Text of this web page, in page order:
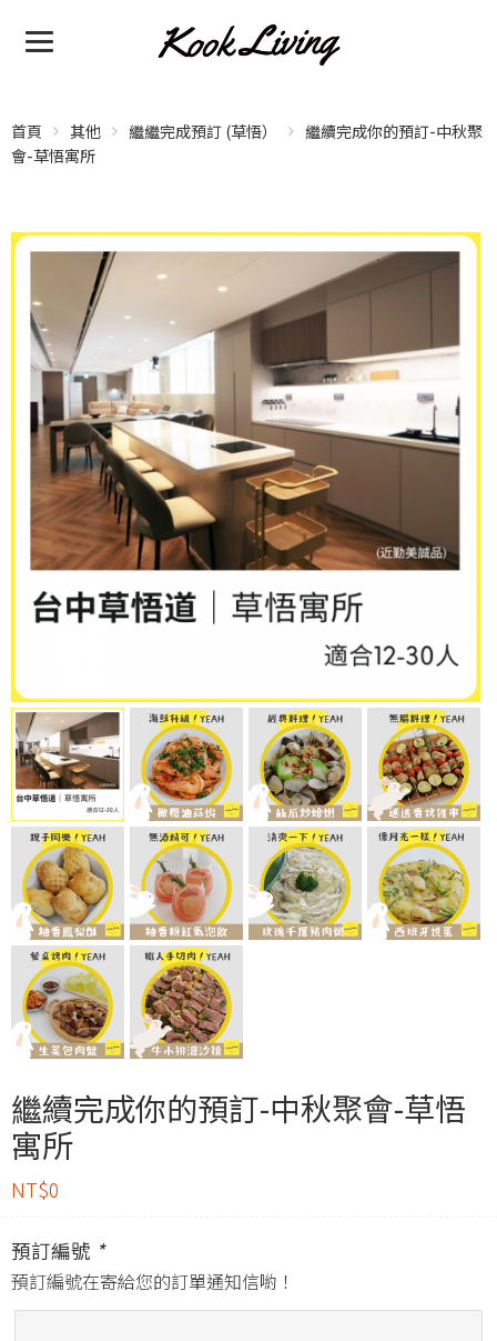
首頁 其他 繼繼完成預訂 (草悟）
繼續完成你的預訂-中秋聚
會-草悟寓所
繼續完成你的預訂-中秋聚會-草悟
寓所
NT$0
預訂編號 *
預訂編號在寄給您的訂單通知信喲！